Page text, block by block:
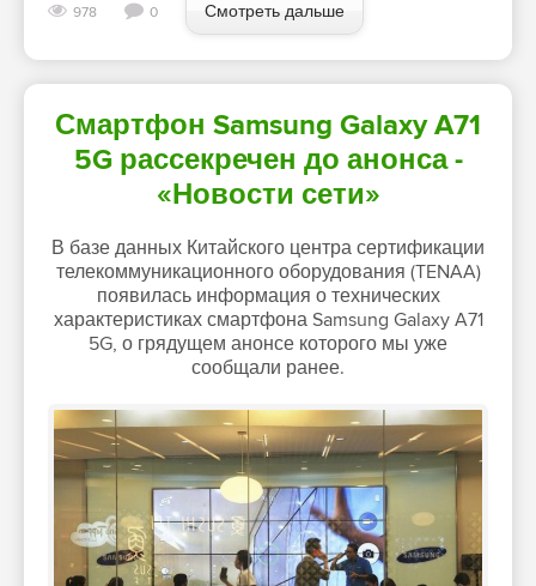
978 0 Смотреть дальше
Смартфон Samsung Galaxy A71
5G рассекречен до анонса -
«Новости сети»
В базе данных Китайского центра сертификации
телекоммуникационного оборудования (TENAA)
появилась информация о технических
характеристиках смартфона Samsung Galaxy A71
5G, о грядущем анонсе которого мы уже
сообщали ранее.